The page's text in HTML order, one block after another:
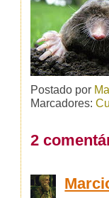
Postado por
Marcadores:
2